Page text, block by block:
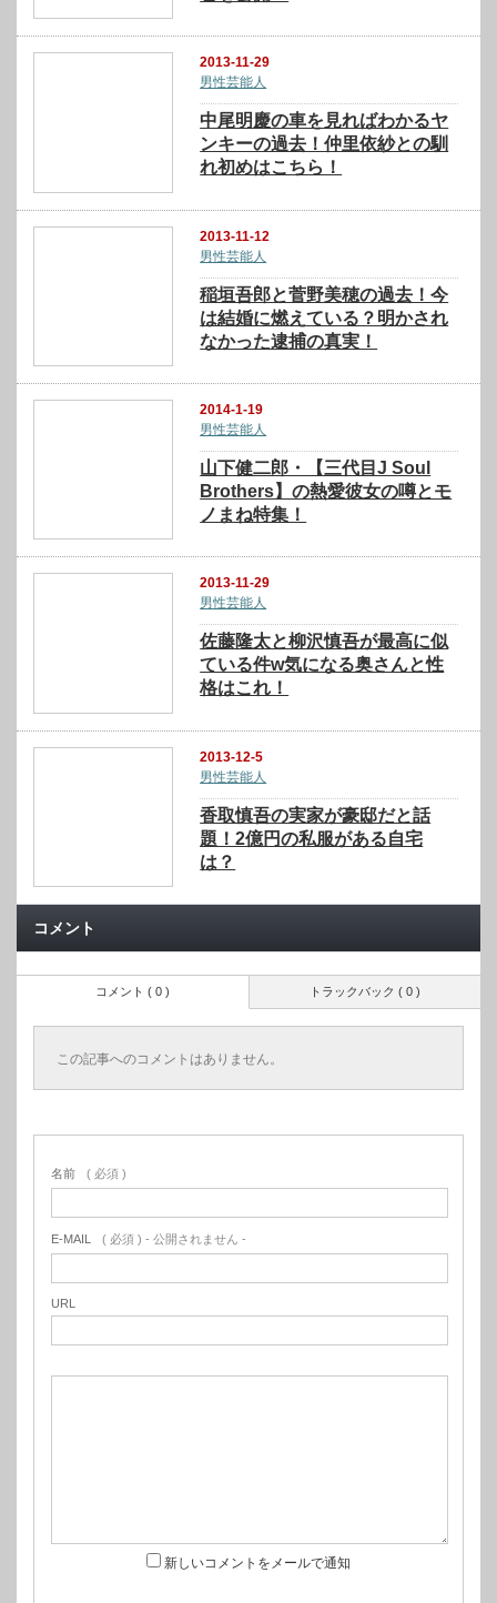
2013-11-29
男性芸能人
中尾明慶の車を見ればわかるヤ
ンキーの過去！仲里依紗との馴
れ初めはこちら！
2013-11-12
男性芸能人
稲垣吾郎と菅野美穂の過去！今
は結婚に燃えている？明かされ
なかった逮捕の真実！
2014-1-19
男性芸能人
山下健二郎・【三代目J Soul
Brothers】の熱愛彼女の噂とモ
ノまね特集！
2013-11-29
男性芸能人
佐藤隆太と柳沢慎吾が最高に似
ている件w気になる奥さんと性
格はこれ！
2013-12-5
男性芸能人
香取慎吾の実家が豪邸だと話
題！2億円の私服がある自宅
は？
コメント
トラックバック ( 0 )
コメント ( 0 )
この記事へのコメントはありません。
名前 ( 必須 )
E-MAIL ( 必須 ) - 公開されません -
URL
新しいコメントをメールで通知